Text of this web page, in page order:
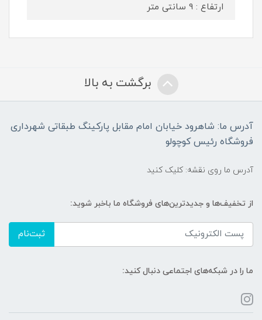
ارتفاع : 9 سانتی متر
برگشت به بالا
آدرس ما: شاهرود خیابان امام مقابل پارکینگ طبقاتی شهرداری
فروشگاه رئیس کوچولو
آدرس ما روی نقشه: کلیک کنید
از تخفیف‌ها و جدیدترین‌های فروشگاه ما باخبر شوید:
ثبت‌نام
ما را در شبکه‌های اجتماعی دنبال کنید: